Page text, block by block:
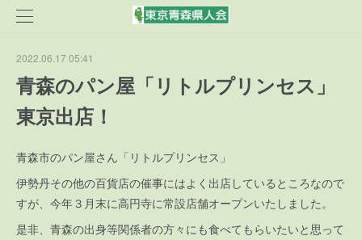
2022.06.17 05:41
青森のパン屋「リトルプリンセス」
東京出店！
青森市のパン屋さん「リトルプリンセス」
伊勢丹その他の百貨店の催事にはよく出店しているところなので
すが、今年３月末に高円寺に常設店舗オープンいたしました。
是非、青森の出身等関係者の方々にも食べてもらいたいと思って